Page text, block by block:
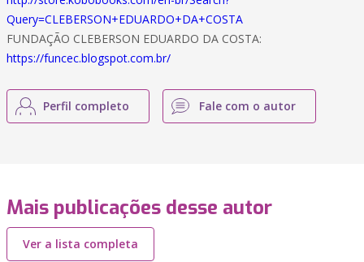
Query=CLEBERSON+EDUARDO+DA+COSTA
FUNDAÇÃO CLEBERSON EDUARDO DA COSTA:
https://funcec.blogspot.com.br/
Perfil completo Fale com o autor
Mais publicações desse autor
Ver a lista completa